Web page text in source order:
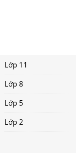
Lớp 11
Lớp 8
Lớp 5
Lớp 2